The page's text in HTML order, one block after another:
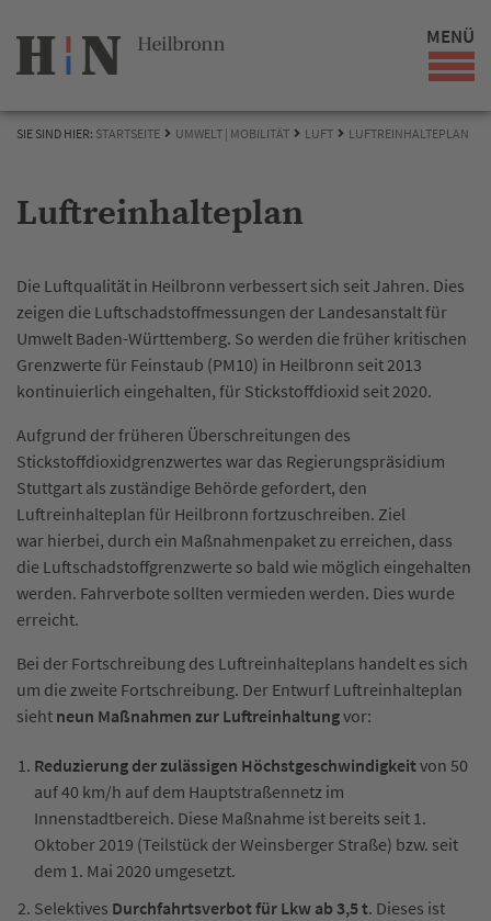
MENÜ
SIE SIND HIER: STARTSEITE UMWELT | MOBILITÄT LUFT LUFTREINHALTEPLAN
Luftreinhalteplan
Die Luftqualität in Heilbronn verbessert sich seit Jahren. Dies
zeigen die Luftschadstoffmessungen der Landesanstalt für
Umwelt Baden-Württemberg. So werden die früher kritischen
Grenzwerte für Feinstaub (PM10) in Heilbronn seit 2013
kontinuierlich eingehalten, für Stickstoffdioxid seit 2020.
Aufgrund der früheren Überschreitungen des
Stickstoffdioxidgrenzwertes war das Regierungspräsidium
Stuttgart als zuständige Behörde gefordert, den
Luftreinhalteplan für Heilbronn fortzuschreiben. Ziel
war hierbei, durch ein Maßnahmenpaket zu erreichen, dass
die Luftschadstoffgrenzwerte so bald wie möglich eingehalten
werden. Fahrverbote sollten vermieden werden. Dies wurde
erreicht.
Bei der Fortschreibung des Luftreinhalteplans handelt es sich
um die zweite Fortschreibung. Der Entwurf Luftreinhalteplan
sieht neun Maßnahmen zur Luftreinhaltungvor:
Reduzierung der zulässigen Höchstgeschwindigkeitvon 50
auf 40 km/h auf dem Hauptstraßennetz im
Innenstadtbereich. Diese Maßnahme ist bereits seit 1.
Oktober 2019 (Teilstück der Weinsberger Straße) bzw. seit
dem 1. Mai 2020 umgesetzt.
Selektives Durchfahrtsverbot für Lkw ab 3,5 t. Dieses ist